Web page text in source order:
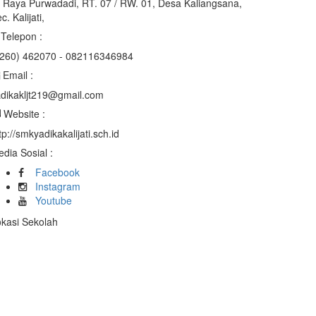
Raya Purwadadi, RT. 07 / RW. 01, Desa Kaliangsana,
Kalijati,
Telepon :
462070 - 082116346984
Email :
Website :
smkyadikakalijati.sch.id
Sosial :
Facebook
Instagram
Youtube
Sekolah